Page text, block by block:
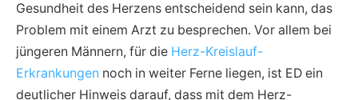
Gesundheit des Herzens entscheidend sein kann, das
Problem mit einem Arzt zu besprechen. Vor allem bei
jüngeren Männern, für die Herz-Kreislauf-
Erkrankungen noch in weiter Ferne liegen, ist ED ein
deutlicher Hinweis darauf, dass mit dem Herz-